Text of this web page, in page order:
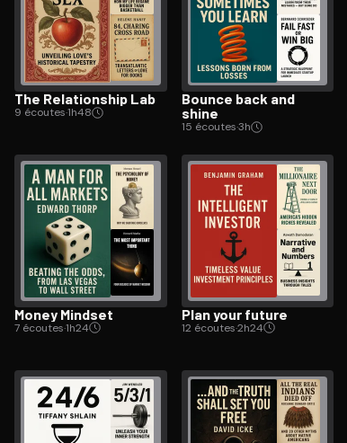
The Re­la­tion­ship Lab
9 écoutes·1h48
Bounce back and
shine
15 écoutes·3h
Money Mindset
7 écoutes·1h24
Plan your future
12 écoutes·2h24